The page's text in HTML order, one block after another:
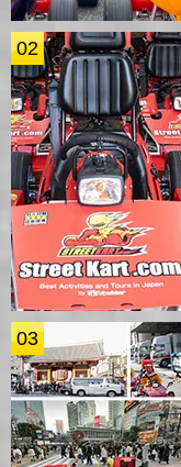
02
03